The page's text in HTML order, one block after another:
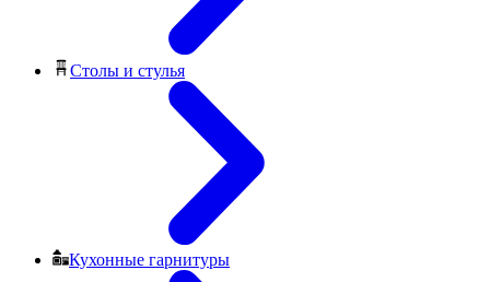
Столы и стулья
Кухонные гарнитуры